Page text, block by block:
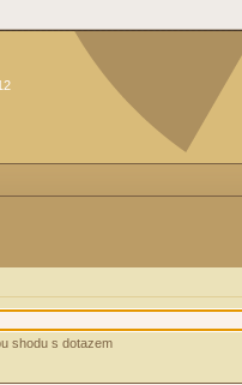
shodu s dotazem